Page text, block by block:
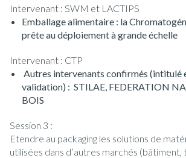
Intervenant : SWM et LACTIPS
Emballage alimentaire : la
prête au déploiement à grande échelle
Intervenant : CTP
Autres intervenants confirmés (intitulé
validation) : STILAE, FEDERATION
BOIS
Session 3 :
Etendre au packaging les solutions de
utilisées dans d’autres marchés